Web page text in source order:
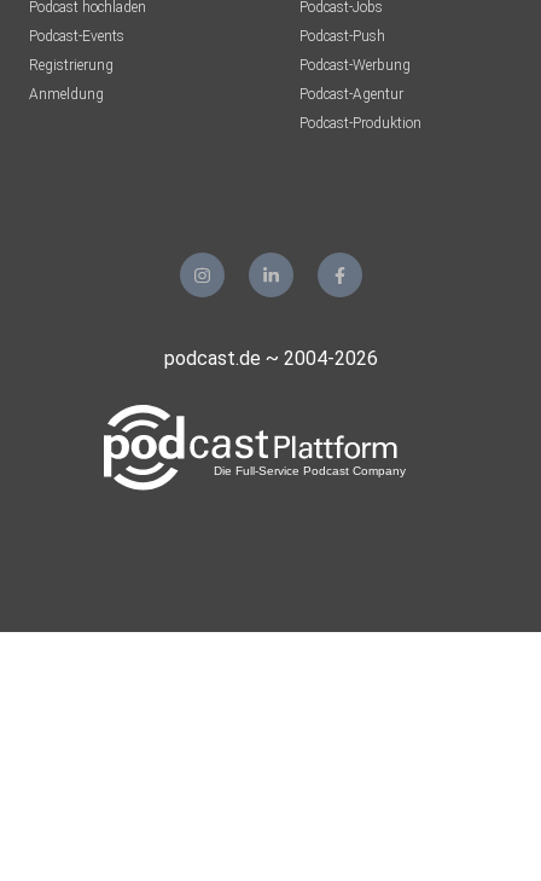
Podcast hochladen
Podcast-Events
Registrierung
Anmeldung
Podcast-Jobs
Podcast-Push
Podcast-Werbung
Podcast-Agentur
Podcast-Produktion
podcast.de ~ 2004-2026